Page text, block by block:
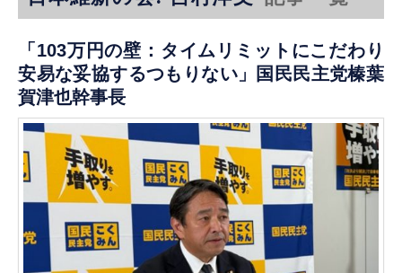
「103万円の壁：タイムリミットにこだわり
安易な妥協するつもりない」国民民主党榛葉
賀津也幹事長